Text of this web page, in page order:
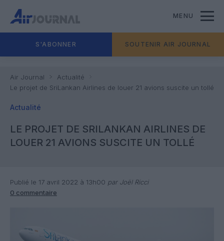
MENU
S'ABONNER SOUTENIR AIR JOURNAL
Air Journal
Actualité
Le projet de SriLankan Airlines de louer 21 avions suscite un tollé
Actualité
LE PROJET DE SRILANKAN AIRLINES DE
LOUER 21 AVIONS SUSCITE UN TOLLÉ
Publié le 17 avril 2022 à 13h00 par Joël Ricci
0 commentaire